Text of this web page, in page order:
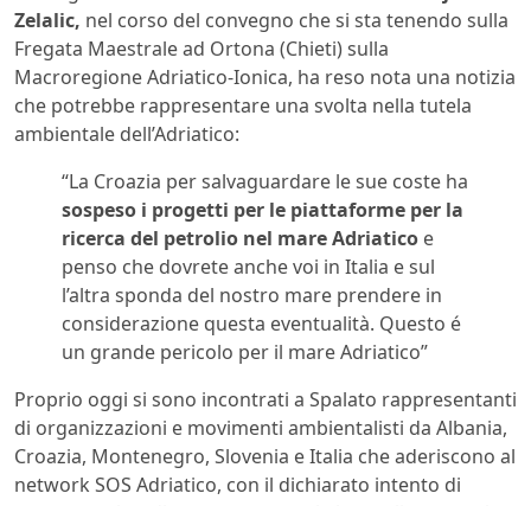
Zelalic, nel corso del convegno che si sta tenendo sulla
Fregata Maestrale ad Ortona (Chieti) sulla
Macroregione Adriatico-Ionica, ha reso nota una notizia
che potrebbe rappresentare una svolta nella tutela
ambientale dell’Adriatico:
“La Croazia per salvaguardare le sue coste ha
sospeso i progetti per le piattaforme per la
ricerca del petrolio nel mare Adriatico e
penso che dovrete anche voi in Italia e sul
l’altra sponda del nostro mare prendere in
considerazione questa eventualità. Questo é
un grande pericolo per il mare Adriatico”
Proprio oggi si sono incontrati a Spalato rappresentanti
di organizzazioni e movimenti ambientalisti da Albania,
Croazia, Montenegro, Slovenia e Italia che aderiscono al
network SOS Adriatico, con il dichiarato intento di